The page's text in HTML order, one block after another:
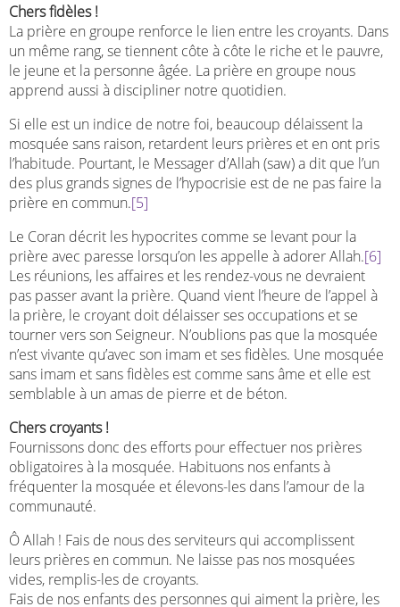
Chers fidèles !
La prière en groupe renforce le lien entre les croyants. Dans
un même rang, se tiennent côte à côte le riche et le pauvre,
le jeune et la personne âgée. La prière en groupe nous
apprend aussi à discipliner notre quotidien.
Si elle est un indice de notre foi, beaucoup délaissent la
mosquée sans raison, retardent leurs prières et en ont pris
l’habitude. Pourtant, le Messager d’Allah (saw) a dit que l’un
des plus grands signes de l’hypocrisie est de ne pas faire la
prière en commun.[5]
Le Coran décrit les hypocrites comme se levant pour la
prière avec paresse lorsqu’on les appelle à adorer Allah.[6]
Les réunions, les affaires et les rendez-vous ne devraient
pas passer avant la prière. Quand vient l’heure de l’appel à
la prière, le croyant doit délaisser ses occupations et se
tourner vers son Seigneur. N’oublions pas que la mosquée
n’est vivante qu’avec son imam et ses fidèles. Une mosquée
sans imam et sans fidèles est comme sans âme et elle est
semblable à un amas de pierre et de béton.
Chers croyants !
Fournissons donc des efforts pour effectuer nos prières
obligatoires à la mosquée. Habituons nos enfants à
fréquenter la mosquée et élevons-les dans l’amour de la
communauté.
Ô Allah ! Fais de nous des serviteurs qui accomplissent
leurs prières en commun. Ne laisse pas nos mosquées
vides, remplis-les de croyants.
Fais de nos enfants des personnes qui aiment la prière, les